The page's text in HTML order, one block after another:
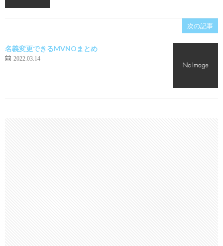
次の記事
名義変更できるMVNOまとめ
2022.03.14